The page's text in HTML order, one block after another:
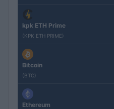
kpk ETH Prime
(KPK ETH PRIME)
Bitcoin
(BTC)
Ethereum